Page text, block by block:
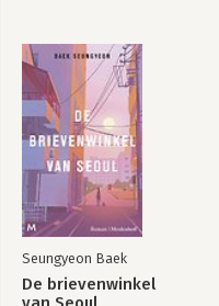
Seungyeon Baek
De brievenwinkel